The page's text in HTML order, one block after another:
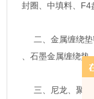
封圈、中填料、F4
二、金属缠绕垫
、石墨金属缠绕
三、尼龙、聚甲